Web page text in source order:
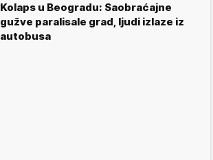
Kolaps u Beogradu: Saobraćajne
gužve paralisale grad, ljudi izlaze iz
autobusa